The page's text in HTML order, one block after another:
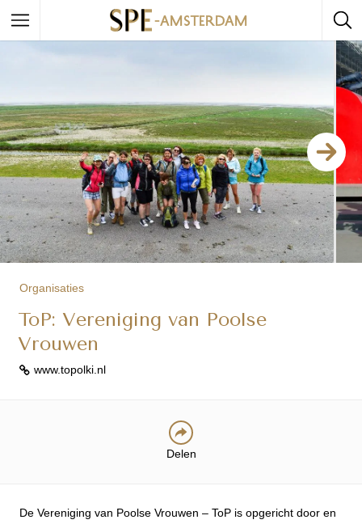
Organisaties
ToP: Vereniging van Poolse
Vrouwen
www.topolki.nl
Delen
De Vereniging van Poolse Vrouwen – ToP is opgericht door en